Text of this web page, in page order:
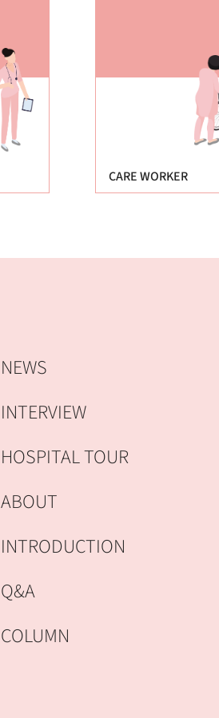
CARE WORKER
NEWS
INTERVIEW
HOSPITAL TOUR
ABOUT
INTRODUCTION
Q&A
COLUMN